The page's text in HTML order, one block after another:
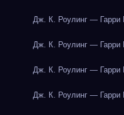
Дж. К. Роулинг — Гарри
Дж. К. Роулинг — Гарри
Дж. К. Роулинг — Гарри
Дж. К. Роулинг — Гарри